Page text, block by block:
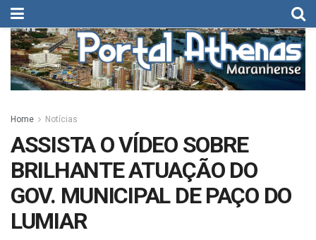
Home Notícias
ASSISTA O VÍDEO SOBRE
BRILHANTE ATUAÇÃO DO
GOV. MUNICIPAL DE PAÇO DO
LUMIAR